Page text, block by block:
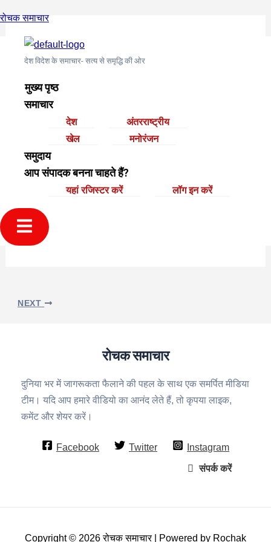
to
content
रोचक समाचार
देश विदेश के समाचार- सत्य से समृद्धि की ओर
मुख्य पृष्ठ
समाचार
देश
अंतरराष्ट्रीय
खेल
मनोरंजन
समुदाय
आप संपादक बनना चाहते हैं?
यहां रजिस्टर करें लॉग इन करें
मुख्य पृष्ठ › समुदाय ›
To: Podolog 33L
December 21, 2024 at 11:19 pm
GL
For the reason that the admin of this web site is
working, no question very shortly it will be renowned,
เบทฟิก28
navigation
NEXT
रोचक समाचार
दुनिया भर में जागरूकता फैलाने की पहल के साथ एक समर्पित मीडिया
टीम। यदि आप हमारे वीडियो का आनंद लेते हैं, तो कृपया लाइक,
कमेंट और शेयर करें।
Facebook Twitter
Instagram
संपर्क करें
Copyright © 2026 रोचक समाचार | Powered by Rochak